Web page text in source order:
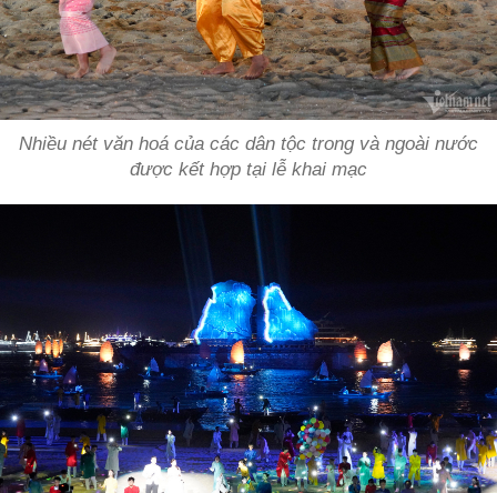
Nhiều nét văn hoá của các dân tộc trong và ngoài nước
được kết hợp tại lễ khai mạc